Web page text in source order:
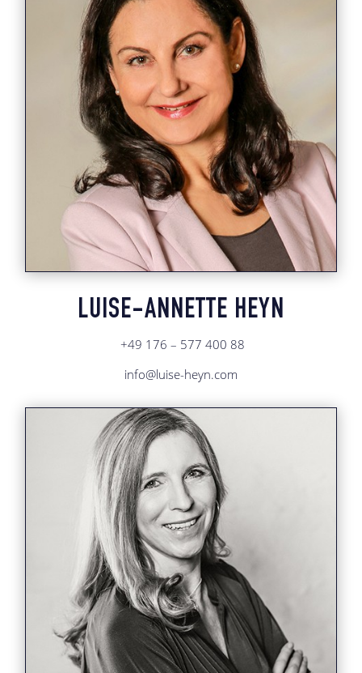
LUISE-ANNETTE HEYN
+49 176 – 577 400 88
info@luise-heyn.com